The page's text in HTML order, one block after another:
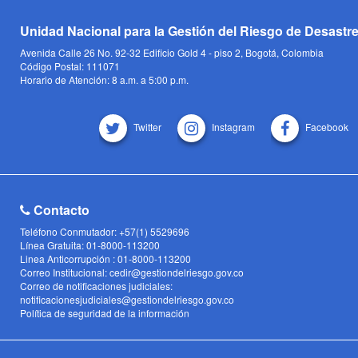
Unidad Nacional para la Gestión del Riesgo de
Avenida Calle 26 No. 92-32 Edificio Gold 4 - piso 2, Bogotá, Colombia
Código Postal: 111071
Horario de Atención: 8 a.m. a 5:00 p.m.
Twitter Instagram Facebook
Contacto
Teléfono Conmutador: +57(1) 5529696
Línea Gratuita: 01-8000-113200
Linea Anticorrupción : 01-8000-113200
Correo Institucional: cedir@gestiondelriesgo.gov.co
Correo de notificaciones judiciales:
notificacionesjudiciales@gestiondelriesgo.gov.co
Política de seguridad de la información